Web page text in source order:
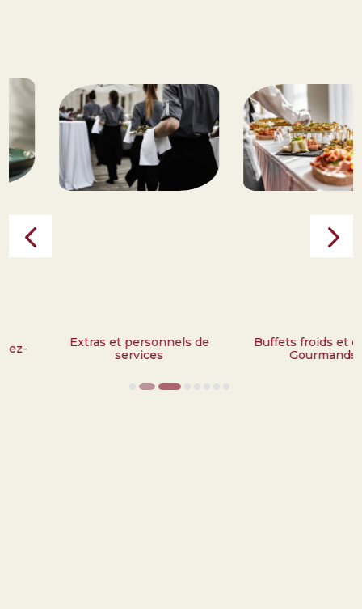
Extras et personnels de
Buffets froids et chauds
Gourmands